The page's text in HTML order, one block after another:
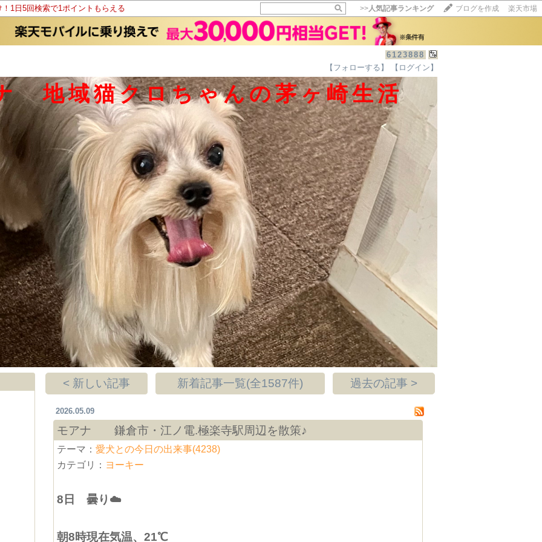
1日5回検索で1ポイントもらえる >>人気記事ランキング ブログを作成 楽天市場
6123888
【フォローする】
【ログイン】
地域猫クロちゃんの茅ヶ崎生活 10秒滞在
いいね!
< 新しい記事 新着記事一覧(全1587件) 過去の記事 >
2026.05.09
モアナ 鎌倉市・江ノ電.極楽寺駅周辺を散策♪
テーマ：愛犬との今日の出来事(4238)
カテゴリ： ヨーキー
8日 曇り☁️
朝8時現在気温、21℃